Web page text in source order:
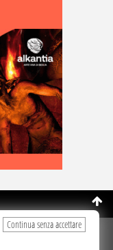
Continua senza accettare